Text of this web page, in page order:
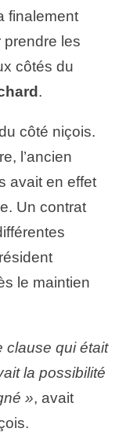
finalement
prendre les
côtés du
.
côté niçois.
l’ancien
avait en effet
Un contrat
le maintien
clause qui était
la possibilité
», avait